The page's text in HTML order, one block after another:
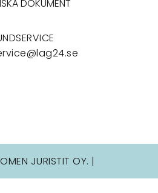
DOKUMENT
JURISTIT OY. |